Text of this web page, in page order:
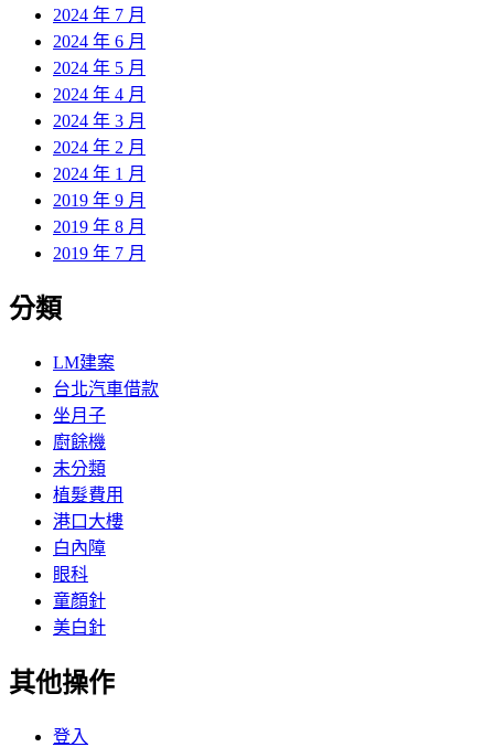
2024 年 7 月
2024 年 6 月
2024 年 5 月
2024 年 4 月
2024 年 3 月
2024 年 2 月
2024 年 1 月
2019 年 9 月
2019 年 8 月
2019 年 7 月
分類
LM建案
台北汽車借款
坐月子
廚餘機
未分類
植髮費用
港口大樓
白內障
眼科
童顏針
美白針
其他操作
登入